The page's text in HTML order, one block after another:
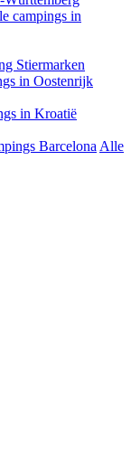
campings in
Stiermarken
in Oostenrijk
in Kroatië
Barcelona Alle